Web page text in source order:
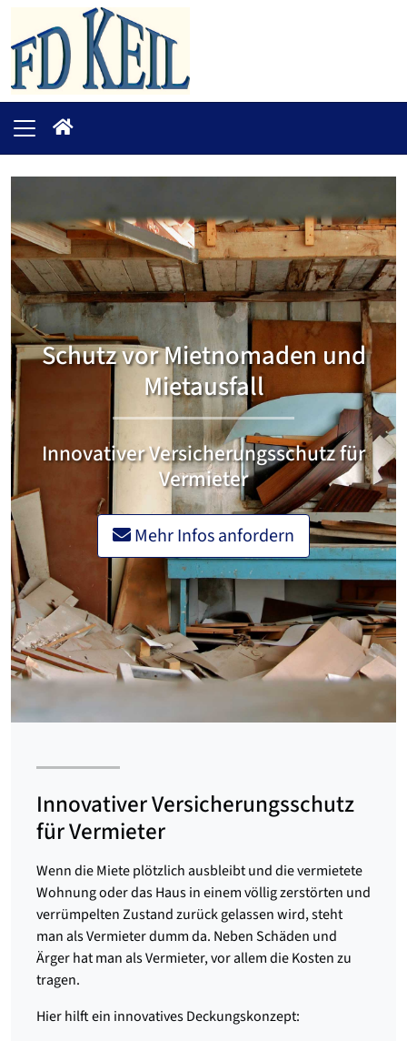
Schutz vor Mietnomaden und
Mietausfall
Innovativer Versicherungsschutz für
Vermieter
Mehr Infos anfordern
Innovativer Versicherungsschutz
für Vermieter
Wenn die Miete plötzlich ausbleibt und die vermietete
Wohnung oder das Haus in einem völlig zerstörten und
verrümpelten Zustand zurück gelassen wird, steht
man als Vermieter dumm da. Neben Schäden und
Ärger hat man als Vermieter, vor allem die Kosten zu
tragen.
Hier hilft ein innovatives Deckungskonzept: